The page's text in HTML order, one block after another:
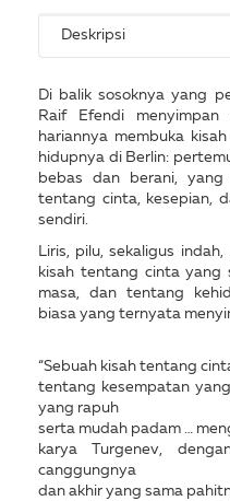
Deskripsi
Di balik sosoknya yang
Raif Efendi
hariannya membuka
hidupnya di Berlin:
bebas dan berani, yang
tentang cinta, kesepian,
sendiri.
Liris, pilu, sekaligus indah,
kisah tentang cinta yang
masa, dan tentang
biasa yang ternyata
“Sebuah kisah tentang
tentang kesempatan
yang rapuh
serta mudah padam …
karya Turgenev,
canggungnya
dan akhir yang sama